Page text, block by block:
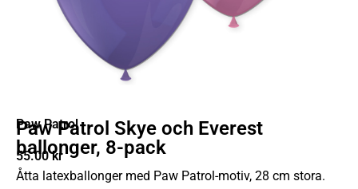
Paw Patrol
Paw Patrol Skye och Everest
ballonger, 8-pack
55.00kr
Åtta latexballonger med Paw Patrol-motiv, 28 cm stora.